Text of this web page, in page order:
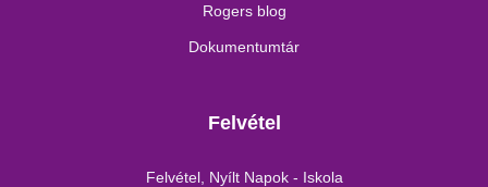
Rogers blog
Dokumentumtár
Felvétel
Felvétel, Nyílt Napok - Iskola